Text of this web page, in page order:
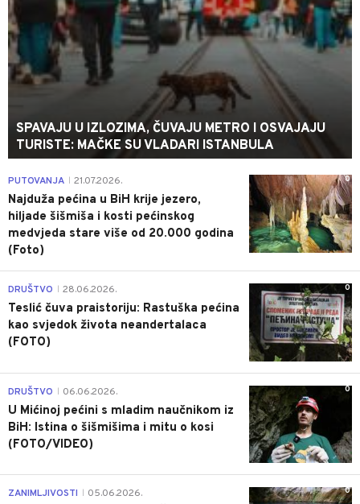
SPAVAJU U IZLOZIMA, ČUVAJU METRO I OSVAJAJU
TURISTE: MAČKE SU VLADARI ISTANBULA
0
PUTOVANJA 21.07.2026.
Najduža pećina u BiH krije jezero,
hiljade šišmiša i kosti pećinskog
medvjeda stare više od 20.000 godina
(Foto)
0
DRUŠTVO 28.06.2026.
Teslić čuva praistoriju: Rastuška pećina
kao svjedok života neandertalaca
(FOTO)
0
DRUŠTVO 06.06.2026.
U Mićinoj pećini s mladim naučnikom iz
BiH: Istina o šišmišima i mitu o kosi
(FOTO/VIDEO)
0
ZANIMLJIVOSTI 05.06.2026.